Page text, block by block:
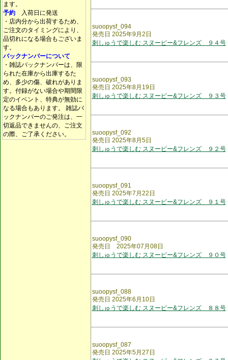
ます。
予約 入荷日に発送
・店内分から出荷するため、
ご注文のタイミングにより、
品切れになる場合もございま
す。
バックナンバーについて
・雑誌バックナンバーは、限
られた在庫から出庫するた
め、多少の傷、破れがありま
す。付録がない場合や期間限
定のイベント、特典が無効に
なる場合もあります。 雑誌バ
ックナンバーのご発注は、一
切返品できませんの、ご注文
の際、ご了承ください。
suoopysf_094
発売日 2025年9月2日
刺しゅうで楽しむ スヌーピー&フレンズ ９４号
suoopysf_093
発売日 2025年8月19日
刺しゅうで楽しむ スヌーピー&フレンズ ９３号
suoopysf_092
発売日 2025年8月5日
刺しゅうで楽しむ スヌーピー&フレンズ ９２号
suoopysf_091
発売日 2025年7月22日
刺しゅうで楽しむ スヌーピー&フレンズ ９１号
suoopysf_090
発売日 2025年07月08日
刺しゅうで楽しむ スヌーピー&フレンズ ９０号
suoopysf_088
発売日 2025年6月10日
刺しゅうで楽しむ スヌーピー&フレンズ ８８号
suoopysf_087
発売日 2025年5月27日